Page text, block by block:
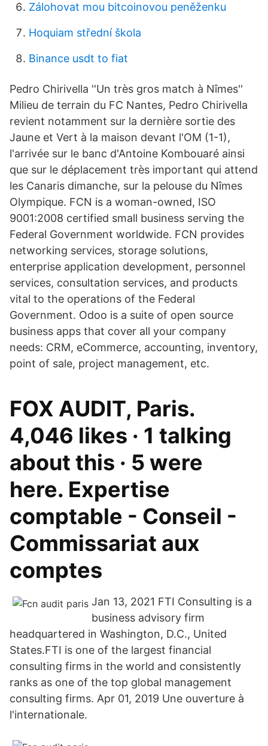
Zálohovat mou bitcoinovou peněženku
Hoquiam střední škola
Binance usdt to fiat
Pedro Chirivella ''Un très gros match à Nîmes''
Milieu de terrain du FC Nantes, Pedro Chirivella
revient notamment sur la dernière sortie des
Jaune et Vert à la maison devant l'OM (1-1),
l'arrivée sur le banc d'Antoine Kombouaré ainsi
que sur le déplacement très important qui attend
les Canaris dimanche, sur la pelouse du Nîmes
Olympique. FCN is a woman-owned, ISO
9001:2008 certified small business serving the
Federal Government worldwide. FCN provides
networking services, storage solutions,
enterprise application development, personnel
services, consultation services, and products
vital to the operations of the Federal
Government. Odoo is a suite of open source
business apps that cover all your company
needs: CRM, eCommerce, accounting, inventory,
point of sale, project management, etc.
FOX AUDIT, Paris.
4,046 likes · 1 talking
about this · 5 were
here. Expertise
comptable - Conseil -
Commissariat aux
comptes
Jan 13, 2021 FTI Consulting is a
business advisory firm
headquartered in Washington, D.C., United
States.FTI is one of the largest financial
consulting firms in the world and consistently
ranks as one of the top global management
consulting firms. Apr 01, 2019 Une ouverture à
l'internationale.